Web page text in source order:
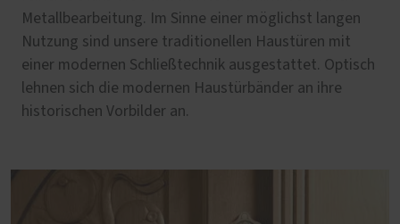
Metallbearbeitung. Im Sinne einer möglichst langen
Nutzung sind unsere traditionellen Haustüren mit
einer modernen Schließtechnik ausgestattet. Optisch
lehnen sich die modernen Haustürbänder an ihre
historischen Vorbilder an.